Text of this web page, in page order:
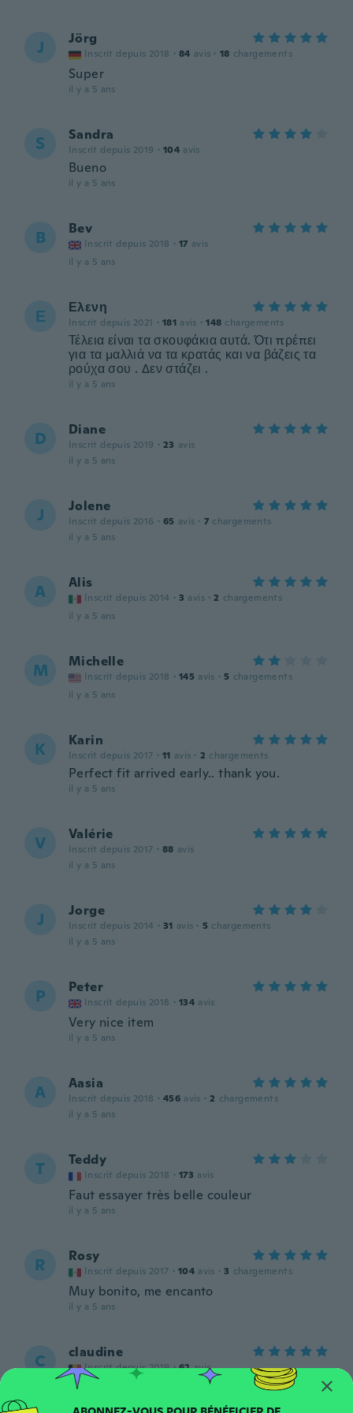
J Jörg
Inscrit depuis 2018 · 84 avis · 18 chargements
Super
il y a 5 ans
S Sandra
Inscrit depuis 2019 · 104 avis
Bueno
il y a 5 ans
B Bev
Inscrit depuis 2018 · 17 avis
il y a 5 ans
Ε Ελενη
Inscrit depuis 2021 · 181 avis · 148 chargements
Τέλεια είναι τα σκουφάκια αυτά. Ότι πρέπει
για τα μαλλιά να τα κρατάς και να βάζεις τα
ρούχα σου . Δεν στάζει .
il y a 5 ans
D Diane
Inscrit depuis 2019 · 23 avis
il y a 5 ans
J Jolene
Inscrit depuis 2016 · 65 avis · 7 chargements
il y a 5 ans
A Alis
Inscrit depuis 2014 · 3 avis · 2 chargements
il y a 5 ans
M Michelle
Inscrit depuis 2018 · 145 avis · 5 chargements
il y a 5 ans
K Karin
Inscrit depuis 2017 · 11 avis · 2 chargements
Perfect fit arrived early.. thank you.
il y a 5 ans
V Valérie
Inscrit depuis 2017 · 88 avis
il y a 5 ans
J Jorge
Inscrit depuis 2014 · 31 avis · 5 chargements
il y a 5 ans
P Peter
Inscrit depuis 2018 · 134 avis
Very nice item
il y a 5 ans
A Aasia
Inscrit depuis 2018 · 456 avis · 2 chargements
il y a 5 ans
T Teddy
Inscrit depuis 2018 · 173 avis
Faut essayer très belle couleur
il y a 5 ans
R Rosy
Inscrit depuis 2017 · 104 avis · 3 chargements
Muy bonito, me encanto
il y a 5 ans
C claudine
Inscrit depuis 2019 · 62 avis
tout mignon merci